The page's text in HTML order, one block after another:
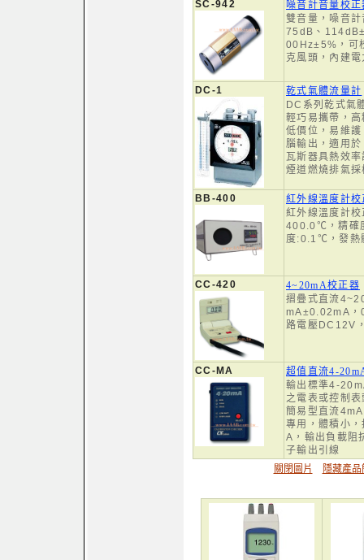
SC-942
噪音計音量校正
雙音量，噪音
75dB、
00Hz±5%，可
克風頭，內建
DC-1
乾式氣體流量計
DC系列乾式氣
輕巧易攜帶，
低價位，易維
腦輸出，適用
瓦斯器具熱效
煙道燃燒排氣
BB-400
紅外線溫度計校
紅外線溫度計
400.0℃，精確
度:0.1℃，發熱
CC-420
4~20mA校正器
摺疊式直流
mA±0.02mA
路電壓DC12V
CC-MA
超值直流4-
輸出標準4-
之電表或控制
簡易型直流
專用，體積小
A，輸出負載阻
子輸出引線
關閉圖片
隱藏產品